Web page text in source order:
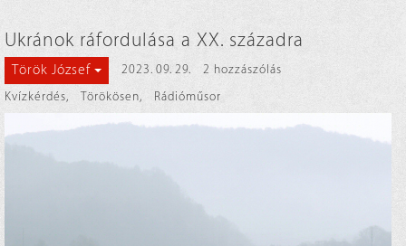
Ukránok ráfordulása a XX. századra
Török József 2023. 09. 29.
2 hozzászólás
Kvízkérdés, Törökösen, Rádióműsor